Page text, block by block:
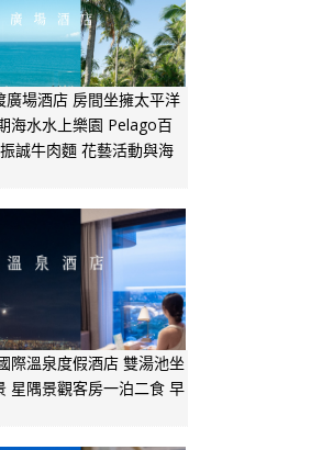
廣場酒店 房間坐擁太平洋
海水水上樂園 Pelago百
誠牛肉麵 花藝活動與海
際溫泉度假酒店 雙湯池坐
星隅景觀客房一泊二食 早